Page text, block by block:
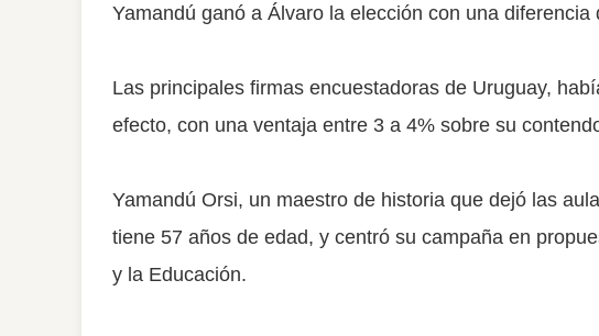
Yamandú ganó a Álvaro la elección con una diferencia
Las principales firmas encuestadoras de Uruguay,
efecto, con una ventaja entre 3 a 4% sobre su
Yamandú Orsi, un maestro de historia que dejó las
tiene 57 años de edad, y centró su campaña en
y la Educación.